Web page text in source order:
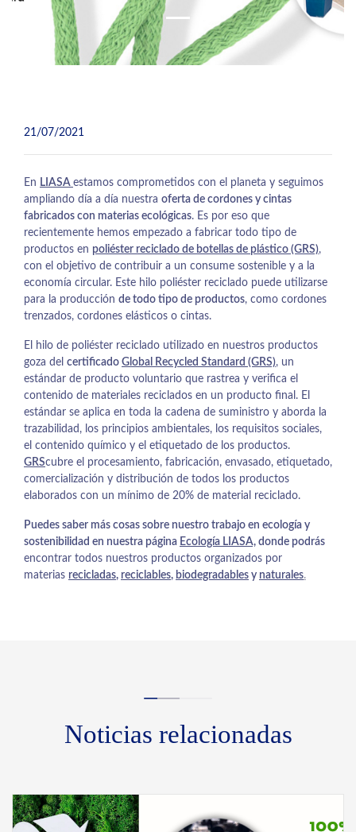
21/07/2021
En LIASA estamos comprometidos con el planeta y seguimos
ampliando día a día nuestra oferta de cordones y cintas
fabricados con materias ecológicas. Es por eso que
recientemente hemos empezado a fabricar todo tipo de
productos en poliéster reciclado de botellas de plástico (GRS),
con el objetivo de contribuir a un consume sostenible y a la
economía circular. Este hilo poliéster reciclado puede utilizarse
para la producción de todo tipo de productos, como cordones
trenzados, cordones elásticos o cintas.
El hilo de poliéster reciclado utilizado en nuestros productos
goza del certificado Global Recycled Standard (GRS), un
estándar de producto voluntario que rastrea y verifica el
contenido de materiales reciclados en un producto final. El
estándar se aplica en toda la cadena de suministro y aborda la
trazabilidad, los principios ambientales, los requisitos sociales,
el contenido químico y el etiquetado de los productos.
GRScubre el procesamiento, fabricación, envasado, etiquetado,
comercialización y distribución de todos los productos
elaborados con un mínimo de 20% de material reciclado.
Puedes saber más cosas sobre nuestro trabajo en ecología y
sostenibilidad en nuestra página Ecología LIASA, donde podrás
encontrar todos nuestros productos organizados por
materias recicladas, reciclables, biodegradables y naturales.
Noticias relacionadas